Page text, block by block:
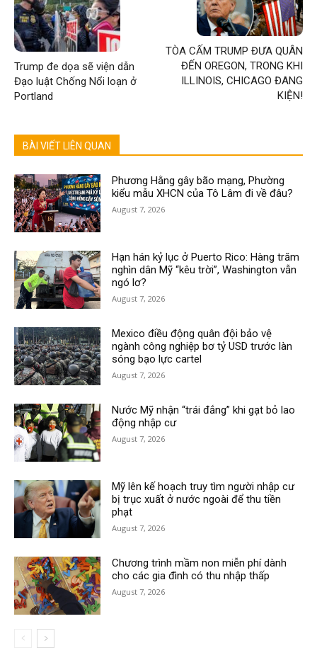
Trump đe dọa sẽ viện dẫn
Đạo luật Chống Nổi loạn ở
Portland
TÒA CẤM TRUMP ĐƯA QUÂN
ĐẾN OREGON, TRONG KHI
ILLINOIS, CHICAGO ĐANG
KIỆN!
BÀI VIẾT LIÊN QUAN
Phương Hằng gây bão mạng, Phường
kiểu mẫu XHCN của Tô Lâm đi về đâu?
August 7, 2026
Hạn hán kỷ lục ở Puerto Rico: Hàng trăm
nghìn dân Mỹ “kêu trời”, Washington vẫn
ngó lơ?
August 7, 2026
Mexico điều động quân đội bảo vệ
ngành công nghiệp bơ tỷ USD trước làn
sóng bạo lực cartel
August 7, 2026
Nước Mỹ nhận “trái đắng” khi gạt bỏ lao
động nhập cư
August 7, 2026
Mỹ lên kế hoạch truy tìm người nhập cư
bị trục xuất ở nước ngoài để thu tiền
phạt
August 7, 2026
Chương trình mầm non miễn phí dành
cho các gia đình có thu nhập thấp
August 7, 2026